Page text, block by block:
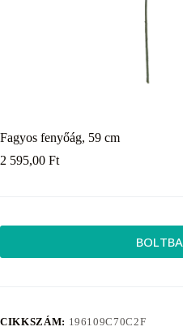
Fagyos fenyőág, 59 cm
2 595,00 Ft
BOLTBA
CIKKSZÁM: 196109C70C2F